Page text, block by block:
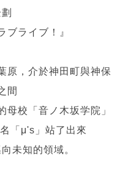
ライブ！』
原，介於神田町與神保
間
母校「音ノ木坂学院」
「μ's」站了出來
未知的領域。